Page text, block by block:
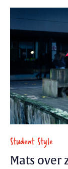
Student Style
Mats over